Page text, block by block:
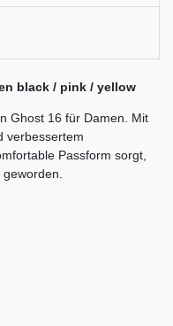
black / pink / yellow
Ghost 16 für Damen. Mit
verbessertem
Passform sorgt,